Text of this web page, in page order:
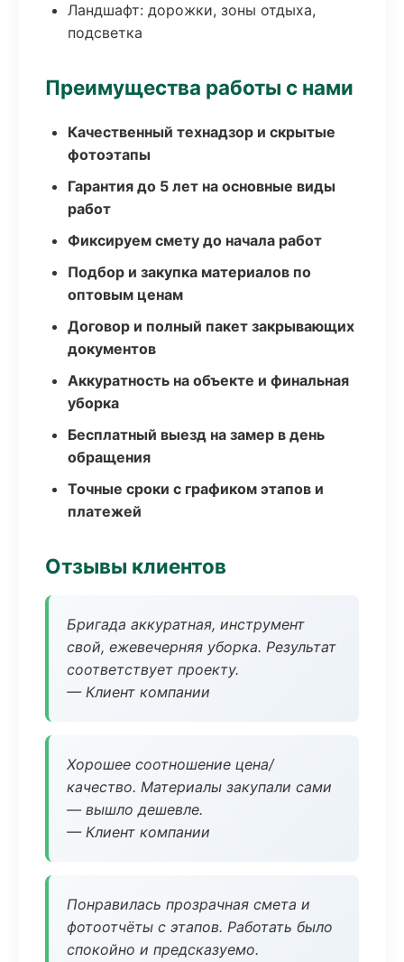
Ландшафт: дорожки, зоны отдыха,
подсветка
Преимущества работы с нами
Качественный технадзор и скрытые
фотоэтапы
Гарантия до 5 лет на основные виды
работ
Фиксируем смету до начала работ
Подбор и закупка материалов по
оптовым ценам
Договор и полный пакет закрывающих
документов
Аккуратность на объекте и финальная
уборка
Бесплатный выезд на замер в день
обращения
Точные сроки с графиком этапов и
платежей
Отзывы клиентов
Бригада аккуратная, инструмент
свой, ежевечерняя уборка. Результат
соответствует проекту.
— Клиент компании
Хорошее соотношение цена/
качество. Материалы закупали сами
— вышло дешевле.
— Клиент компании
Понравилась прозрачная смета и
фотоотчёты с этапов. Работать было
спокойно и предсказуемо.